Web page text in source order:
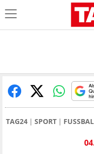
TAG24 SPORT